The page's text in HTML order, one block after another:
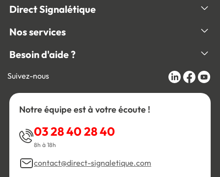
Direct Signalétique
Nos services
Besoin d'aide ?
Suivez-nous
Notre équipe est à votre écoute !
03 28 40 28 40
8h à 18h
contact@direct-signaletique.com